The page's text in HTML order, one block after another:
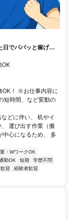
でパパッと稼げる
OK
OK！ ※お仕事内容に
短時間、など変動の
どに伴い、 机やイ
運び出す作業（搬
心になるため、 多
・WワークOK
勤OK 短期
学歴不問
迎
経験者歓迎